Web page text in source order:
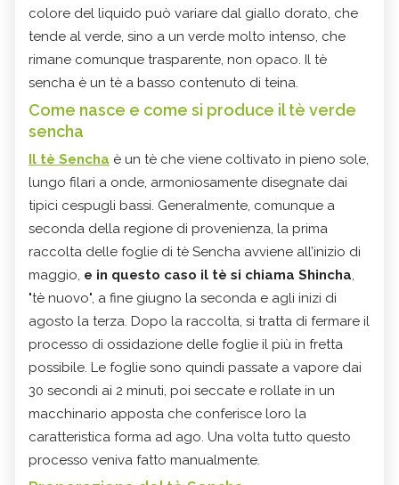
colore del liquido può variare dal giallo dorato, che
tende al verde, sino a un verde molto intenso, che
rimane comunque trasparente, non opaco. Il tè
sencha è un tè a basso contenuto di teina.
Come nasce e come si produce il tè verde
sencha
Il tè Sencha è un tè che viene coltivato in pieno sole,
lungo filari a onde, armoniosamente disegnate dai
tipici cespugli bassi. Generalmente, comunque a
seconda della regione di provenienza, la prima
raccolta delle foglie di tè Sencha avviene all’inizio di
maggio, e in questo caso il tè si chiama Shincha,
"tè nuovo", a fine giugno la seconda e agli inizi di
agosto la terza. Dopo la raccolta, si tratta di fermare il
processo di ossidazione delle foglie il più in fretta
possibile. Le foglie sono quindi passate a vapore dai
30 secondi ai 2 minuti, poi seccate e rollate in un
macchinario apposta che conferisce loro la
caratteristica forma ad ago. Una volta tutto questo
processo veniva fatto manualmente.